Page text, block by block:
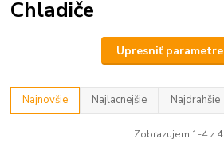
Chladiče
Upresniť parametre
Najnovšie Najlacnejšie Najdrahšie
Zobrazujem 1-4 z 4